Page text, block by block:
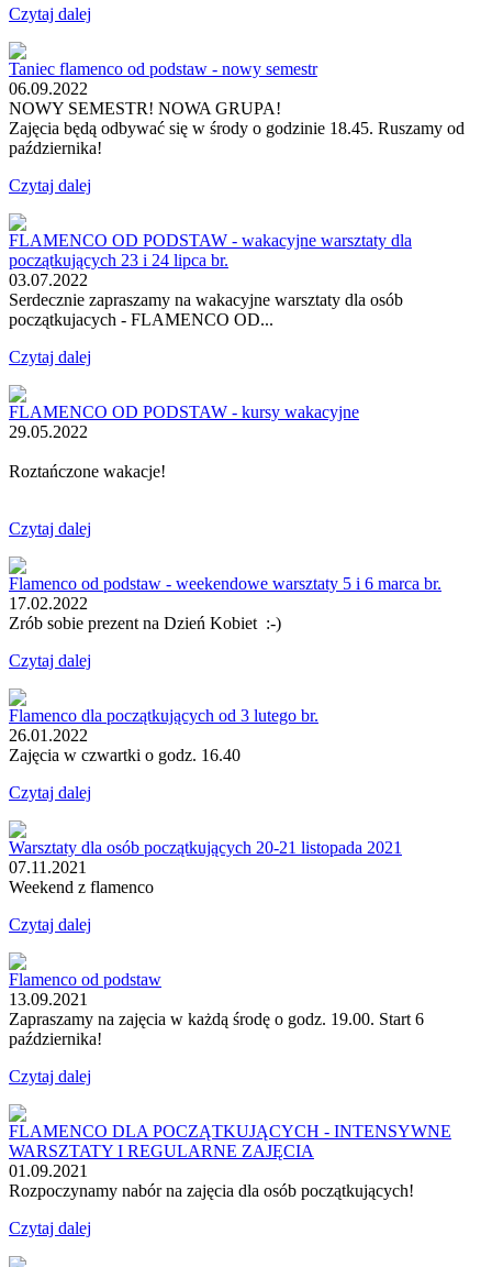
Czytaj dalej
Taniec flamenco od podstaw - nowy semestr
06.09.2022
NOWY SEMESTR! NOWA GRUPA!
Zajęcia będą odbywać się w środy o godzinie 18.45. Ruszamy od
października!
Czytaj dalej
FLAMENCO OD PODSTAW - wakacyjne warsztaty dla
początkujących 23 i 24 lipca br.
03.07.2022
Serdecznie zapraszamy na wakacyjne warsztaty dla osób
początkujacych - FLAMENCO OD...
Czytaj dalej
FLAMENCO OD PODSTAW - kursy wakacyjne
29.05.2022
Roztańczone wakacje!
Czytaj dalej
Flamenco od podstaw - weekendowe warsztaty 5 i 6 marca br.
17.02.2022
Zrób sobie prezent na Dzień Kobiet :-)
Czytaj dalej
Flamenco dla początkujących od 3 lutego br.
26.01.2022
Zajęcia w czwartki o godz. 16.40
Czytaj dalej
Warsztaty dla osób początkujących 20-21 listopada 2021
07.11.2021
Weekend z flamenco
Czytaj dalej
Flamenco od podstaw
13.09.2021
Zapraszamy na zajęcia w każdą środę o godz. 19.00. Start 6
października!
Czytaj dalej
FLAMENCO DLA POCZĄTKUJĄCYCH - INTENSYWNE
WARSZTATY I REGULARNE ZAJĘCIA
01.09.2021
Rozpoczynamy nabór na zajęcia dla osób początkujących!
Czytaj dalej